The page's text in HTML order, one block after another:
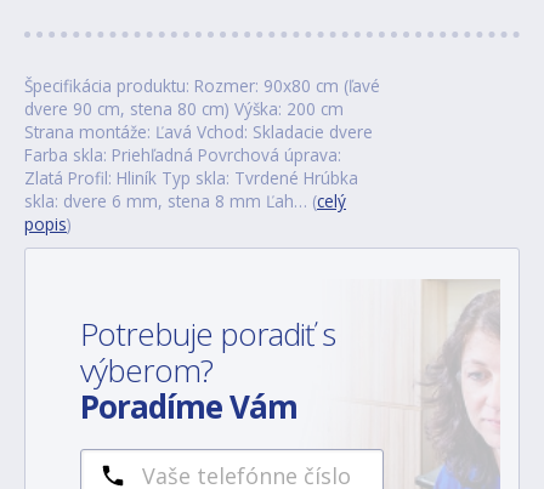
Špecifikácia produktu: Rozmer: 90x80 cm (ľavé
dvere 90 cm, stena 80 cm) Výška: 200 cm
Strana montáže: Ľavá Vchod: Skladacie dvere
Farba skla: Priehľadná Povrchová úprava:
Zlatá Profil: Hliník Typ skla: Tvrdené Hrúbka
skla: dvere 6 mm, stena 8 mm Ľah… (celý
popis)
Potrebuje poradiť s
výberom?
Poradíme Vám